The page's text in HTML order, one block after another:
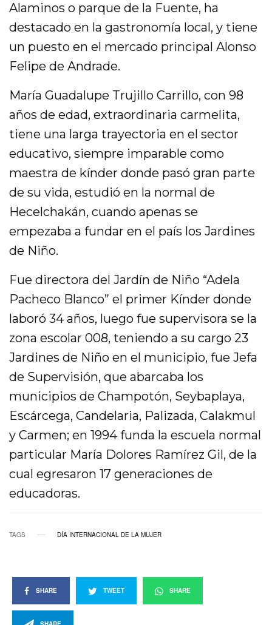
Alaminos o parque de la Fuente, ha
destacado en la gastronomía local, y tiene
un puesto en el mercado principal Alonso
Felipe de Andrade.
María Guadalupe Trujillo Carrillo, con 98
años de edad, extraordinaria carmelita,
tiene una larga trayectoria en el sector
educativo, siempre imparable como
maestra de kínder donde pasó gran parte
de su vida, estudió en la normal de
Hecelchakán, cuando apenas se
empezaba a fundar en el país los Jardines
de Niño.
Fue directora del Jardín de Niño “Adela
Pacheco Blanco” el primer Kínder donde
laboró 34 años, luego fue supervisora se la
zona escolar 008, teniendo a su cargo 23
Jardines de Niño en el municipio, fue Jefa
de Supervisión, que abarcaba los
municipios de Champotón, Seybaplaya,
Escárcega, Candelaria, Palizada, Calakmul
y Carmen; en 1994 funda la escuela normal
particular María Dolores Ramírez Gil, de la
cual egresaron 17 generaciones de
educadoras.
TAGS DÍA INTERNACIONAL DE LA MUJER
SHARE TWEET SHARE